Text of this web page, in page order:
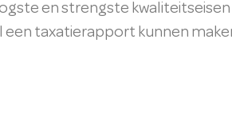
en strengste kwaliteitseisen
een taxatierapport kunnen